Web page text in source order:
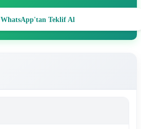
WhatsApp'tan Teklif Al